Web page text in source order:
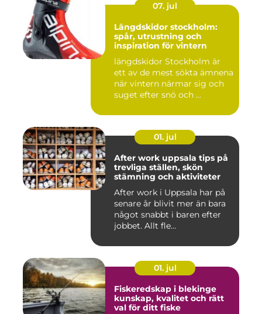
07. jul
Längdskidor stockholm:
spår, utrustning och
inspiration för vintern
längdskidor Stockholm är
ett av de mest sökta ämnena
när vintern närmar sig och
suget efter snö och ...
01. jul
After work uppsala tips på
trevliga ställen, skön
stämning och aktiviteter
After work i Uppsala har på
senare år blivit mer än bara
något snabbt i baren efter
jobbet. Allt fle...
01. jul
Fiskeredskap i blekinge
kunskap, kvalitet och rätt
val för ditt fiske